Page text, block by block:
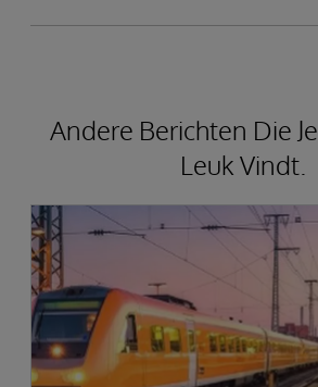
Andere Berichten Die
Leuk Vindt.